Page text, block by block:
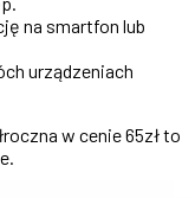
na smartfon lub
urządzeniach
w cenie 65zł to